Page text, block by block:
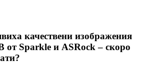
качествени изображения
от Sparkle и ASRock – скоро